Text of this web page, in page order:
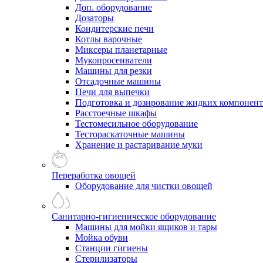
Доп. оборудование
Дозаторы
Кондитерские печи
Котлы варочные
Миксеры планетарные
Мукопросеиватели
Машины для резки
Отсадочные машины
Печи для выпечки
Подготовка и дозирование жидких
Расстоечные шкафы
Тестомесильное оборудование
Тестораскаточные машины
Хранение и растаривание муки
Переработка овощей
Оборудование для чистки овощей
Санитарно-гигиеническое оборудование
Машины для мойки ящиков и тары
Мойка обуви
Станции гигиены
Стерилизаторы